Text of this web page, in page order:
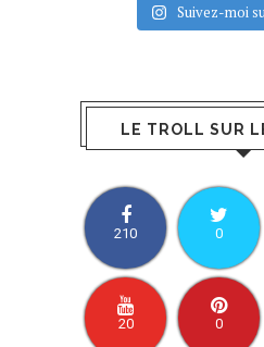
Suivez-moi
LE TROLL SUR
210 0
20 0